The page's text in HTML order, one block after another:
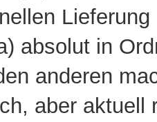
absolut in
anderen
aber aktuell